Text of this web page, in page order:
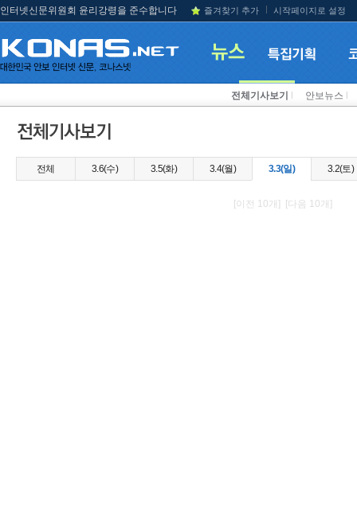
인터넷신문위원회 윤리강령을 준수합니다 즐겨찾기 추가 시작페이지로 설정
전체기사보기 안보뉴스
전체 3.6(수) 3.5(화) 3.4(월) 3.3(일) 3.2(토)
[이전 10개] [다음 10개]